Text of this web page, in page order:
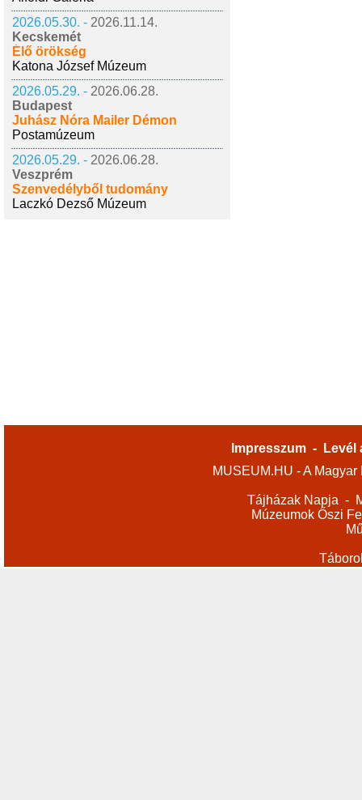
2026.05.30. - 2026.11.14.
Kecskemét
Élő örökség
Katona József Múzeum
2026.05.29. - 2026.06.28.
Budapest
Juhász Nóra Mailer Démon
Postamúzeum
2026.05.29. - 2026.06.28.
Veszprém
Szenvedélyből tudomány
Laczkó Dezső Múzeum
Impresszum -
Levél
MUSEUM.HU - A
Tájházak Napja -
Múzeumok Őszi